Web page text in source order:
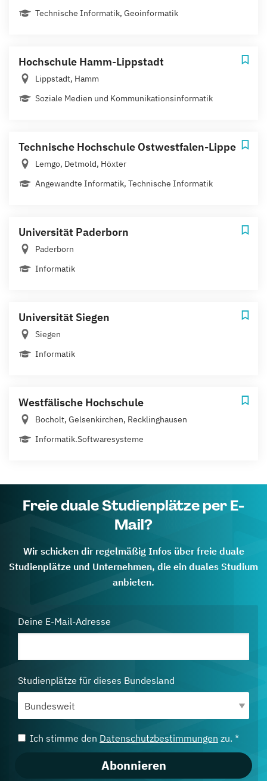
Technische Informatik, Geoinformatik
Hochschule Hamm-Lippstadt
Lippstadt, Hamm
Soziale Medien und Kommunikationsinformatik
Technische Hochschule Ostwestfalen-Lippe
Lemgo, Detmold, Höxter
Angewandte Informatik, Technische Informatik
Universität Paderborn
Paderborn
Informatik
Universität Siegen
Siegen
Informatik
Westfälische Hochschule
Bocholt, Gelsenkirchen, Recklinghausen
Informatik.Softwaresysteme
Freie duale Studienplätze per E-
Mail?
Wir schicken dir regelmäßig Infos über freie duale
Studienplätze und Unternehmen, die ein duales Studium
anbieten.
Deine E-Mail-Adresse
Studienplätze für dieses Bundesland
Ich stimme den Datenschutzbestimmungen zu. *
Abonnieren